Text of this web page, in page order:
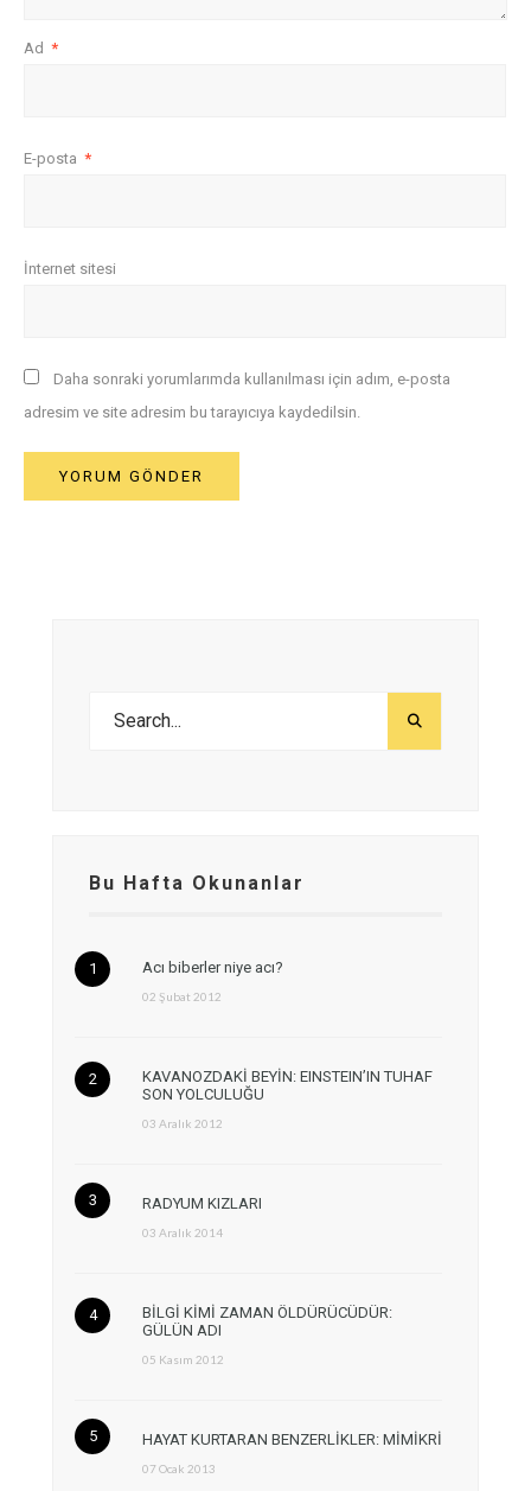
Ad *
E-posta *
İnternet sitesi
Daha sonraki yorumlarımda kullanılması için adım, e-posta
adresim ve site adresim bu tarayıcıya kaydedilsin.
Bu Hafta Okunanlar
Acı biberler niye acı?
02 Şubat 2012
KAVANOZDAKİ BEYİN: EINSTEIN’IN TUHAF
SON YOLCULUĞU
03 Aralık 2012
RADYUM KIZLARI
03 Aralık 2014
BİLGİ KİMİ ZAMAN ÖLDÜRÜCÜDÜR:
GÜLÜN ADI
05 Kasım 2012
HAYAT KURTARAN BENZERLİKLER: MİMİKRİ
07 Ocak 2013